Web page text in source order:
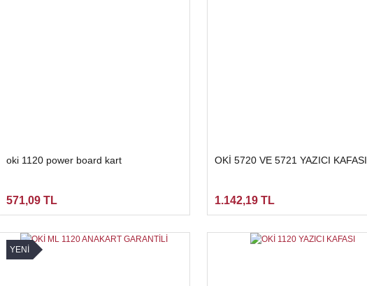
oki 1120 power board kart
571,09 TL
OKİ 5720 VE 5721 YAZICI KAFASI
1.142,19 TL
YENİ